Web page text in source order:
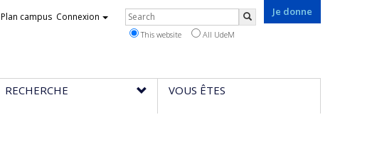
Je donne
Plan campus Connexion Rechercher
This website All UdeM
RECHERCHE VOUS ÊTES